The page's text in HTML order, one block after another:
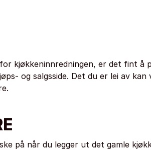
kjøkkeninnredningen, er det fint å
og salgsside. Det du er lei av
på når du legger ut det gamle